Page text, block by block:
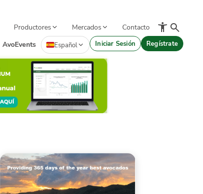
Productores Mercados
Contacto
AvoEvents Español Iniciar Sesión Regístrate